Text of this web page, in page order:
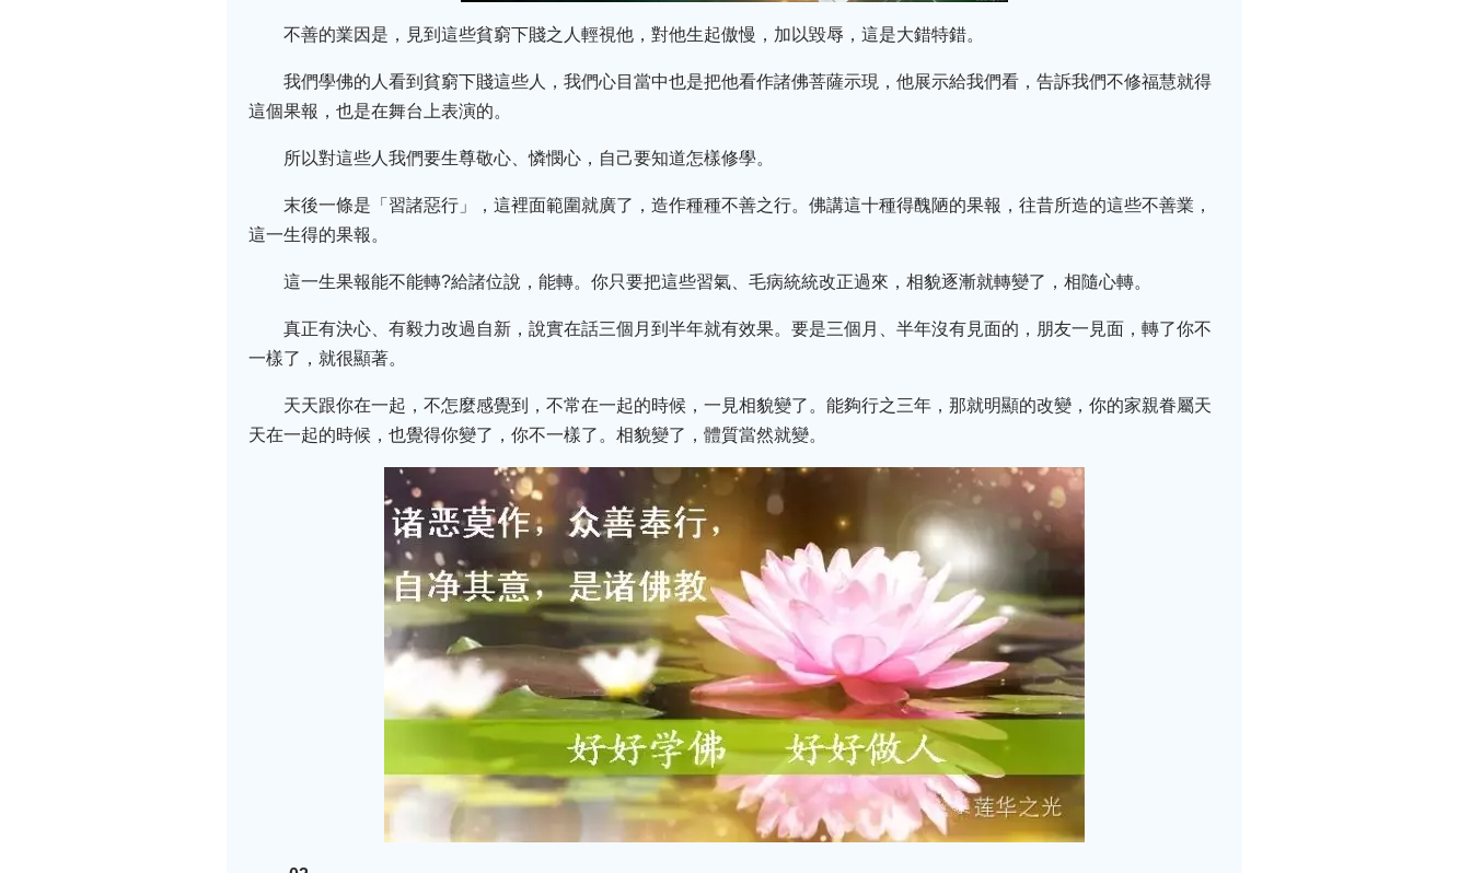
不善的業因是，見到這些貧窮下賤之人輕視他，對他生起傲慢，加以毀辱，這是大錯特錯。
我們學佛的人看到貧窮下賤這些人，我們心目當中也是把他看作諸佛菩薩示現，他展示給我們看，告訴我們不修福慧就得
這個果報，也是在舞台上表演的。
所以對這些人我們要生尊敬心、憐憫心，自己要知道怎樣修學。
末後一條是「習諸惡行」，這裡面範圍就廣了，造作種種不善之行。佛講這十種得醜陋的果報，往昔所造的這些不善業，
這一生得的果報。
這一生果報能不能轉?給諸位說，能轉。你只要把這些習氣、毛病統統改正過來，相貌逐漸就轉變了，相隨心轉。
真正有決心、有毅力改過自新，說實在話三個月到半年就有效果。要是三個月、半年沒有見面的，朋友一見面，轉了你不
一樣了，就很顯著。
天天跟你在一起，不怎麼感覺到，不常在一起的時候，一見相貌變了。能夠行之三年，那就明顯的改變，你的家親眷屬天
天在一起的時候，也覺得你變了，你不一樣了。相貌變了，體質當然就變。